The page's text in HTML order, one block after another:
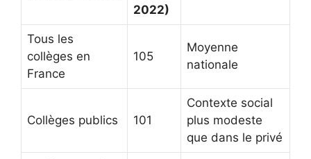
2022)
Tous les
collèges en
France
105
Moyenne
nationale
Collèges publics 101
Contexte social
plus modeste
que dans le privé